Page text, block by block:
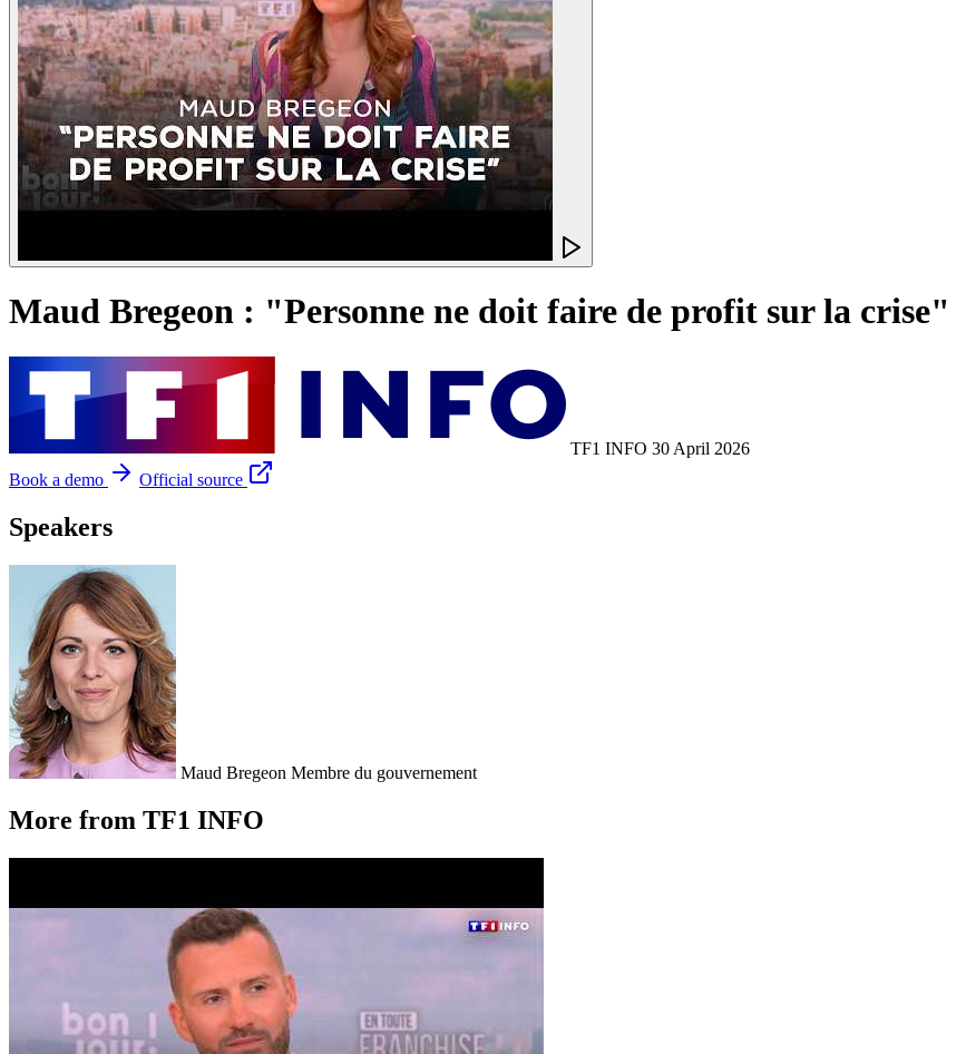
Maud Bregeon : "Personne ne doit faire de profit sur la crise"
TF1 INFO 30 April 2026
Book a demo
Official source
Speakers
Maud Bregeon Membre du gouvernement
More from TF1 INFO